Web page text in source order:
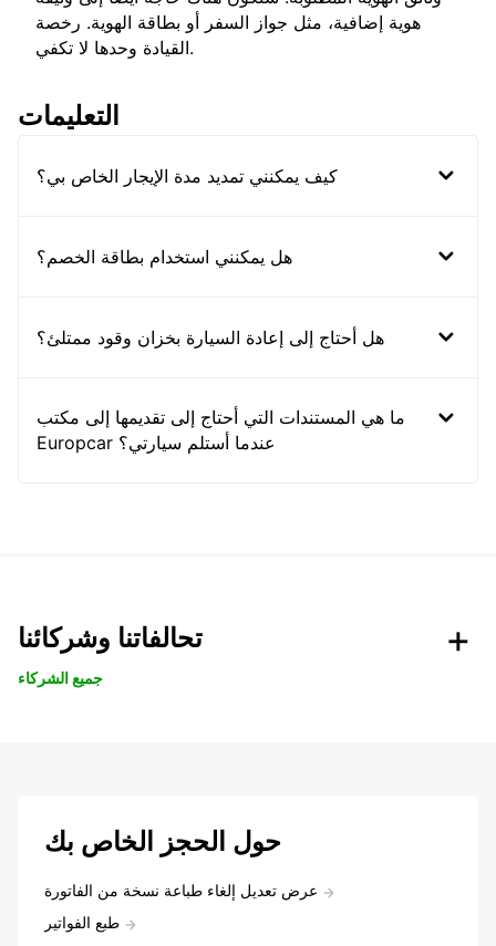
هوية إضافية، مثل جواز السفر أو بطاقة الهوية. رخصة
القيادة وحدها لا تكفي.
التعليمات
كيف يمكنني تمديد مدة الإيجار الخاص بي؟
هل يمكنني استخدام بطاقة الخصم؟
هل أحتاج إلى إعادة السيارة بخزان وقود ممتلئ؟
ما هي المستندات التي أحتاج إلى تقديمها إلى مكتب
Europcar عندما أستلم سيارتي؟
تحالفاتنا وشركائنا
جميع الشركاء
حول الحجز الخاص بك
عرض تعديل إلغاء طباعة نسخة من الفاتورة
طبع الفواتير